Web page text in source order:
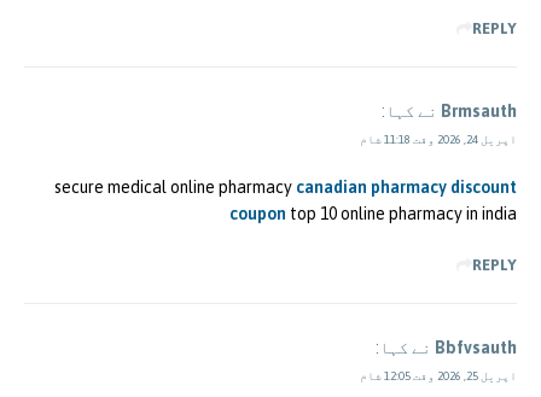
REPLY
Brmsauth نے کہا:
اپریل 24, 2026 وقت 11:18 شام
secure medical online pharmacy canadian pharmacy discount
coupon top 10 online pharmacy in india
REPLY
Bbfvsauth نے کہا:
اپریل 25, 2026 وقت 12:05 شام